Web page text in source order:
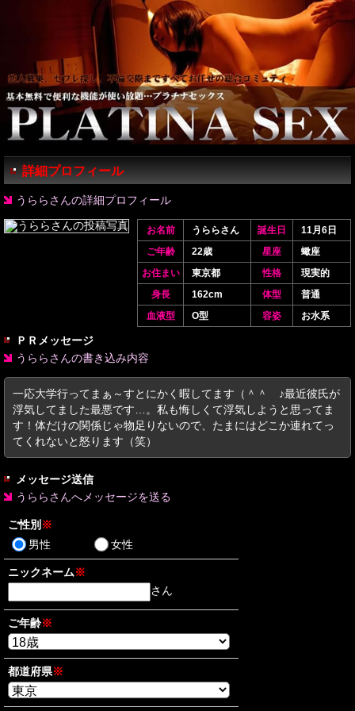
詳細プロフィール
うららさんの詳細プロフィール
お名前 うららさん 誕生日
11月6日
ご年齢
22歳 星座
蠍座
お住まい
東京都 性格
現実的
身長
162cm 体型
普通
血液型
O型 容姿 お水系
ＰＲメッセージ
うららさんの書き込み内容
一応大学行ってまぁ～すとにかく暇してます（＾＾ゞ♪最近彼氏が
浮気してました最悪です…。私も悔しくて浮気しようと思ってま
す！体だけの関係じゃ物足りないので、たまにはどこか連れてっ
てくれないと怒ります（笑）
メッセージ送信
うららさんへメッセージを送る